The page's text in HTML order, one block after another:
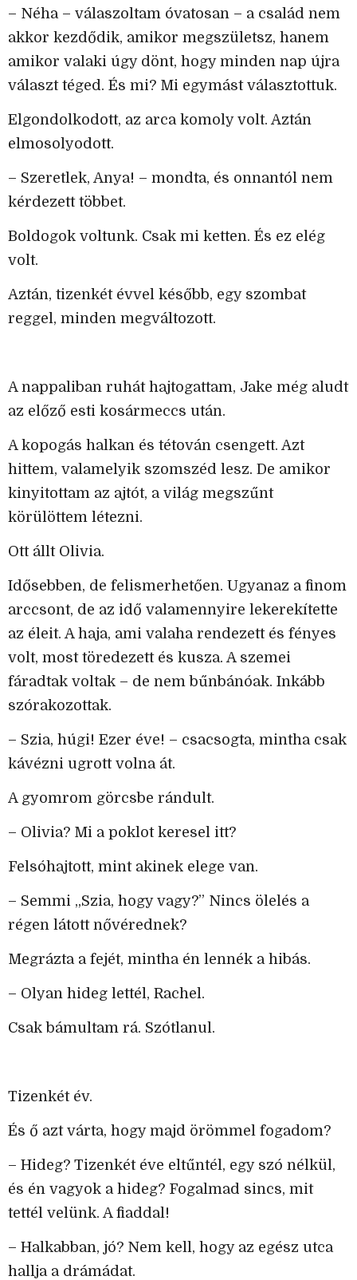
– Néha – válaszoltam óvatosan – a család nem
akkor kezdődik, amikor megszületsz, hanem
amikor valaki úgy dönt, hogy minden nap újra
választ téged. És mi? Mi egymást választottuk.
Elgondolkodott, az arca komoly volt. Aztán
elmosolyodott.
– Szeretlek, Anya! – mondta, és onnantól nem
kérdezett többet.
Boldogok voltunk. Csak mi ketten. És ez elég
volt.
Aztán, tizenkét évvel később, egy szombat
reggel, minden megváltozott.
A nappaliban ruhát hajtogattam, Jake még aludt
az előző esti kosármeccs után.
A kopogás halkan és tétován csengett. Azt
hittem, valamelyik szomszéd lesz. De amikor
kinyitottam az ajtót, a világ megszűnt
körülöttem létezni.
Ott állt Olivia.
Idősebben, de felismerhetően. Ugyanaz a finom
arccsont, de az idő valamennyire lekerekítette
az éleit. A haja, ami valaha rendezett és fényes
volt, most töredezett és kusza. A szemei
fáradtak voltak – de nem bűnbánóak. Inkább
szórakozottak.
– Szia, húgi! Ezer éve! – csacsogta, mintha csak
kávézni ugrott volna át.
A gyomrom görcsbe rándult.
– Olivia? Mi a poklot keresel itt?
Felsóhajtott, mint akinek elege van.
– Semmi „Szia, hogy vagy?” Nincs ölelés a
régen látott nővérednek?
Megrázta a fejét, mintha én lennék a hibás.
– Olyan hideg lettél, Rachel.
Csak bámultam rá. Szótlanul.
Tizenkét év.
És ő azt várta, hogy majd örömmel fogadom?
– Hideg? Tizenkét éve eltűntél, egy szó nélkül,
és én vagyok a hideg? Fogalmad sincs, mit
tettél velünk. A fiaddal!
– Halkabban, jó? Nem kell, hogy az egész utca
hallja a drámádat.